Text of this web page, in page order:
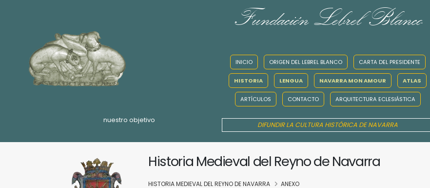
nuestro objetivo
Fundación Lebrel Blanco
INICIO ORIGEN DEL LEBREL BLANCO CARTA DEL PRESIDENTE
HISTORIA LENGUA NAVARRA MON AMOUR ATLAS
ARTÍCULOS CONTACTO ARQUITECTURA ECLESIÁSTICA
DIFUNDIR LA CULTURA HISTÓRICA DE NAVARRA
Historia Medieval del Reyno de Navarra
HISTORIA MEDIEVAL DEL REYNO DE NAVARRA ANEXO